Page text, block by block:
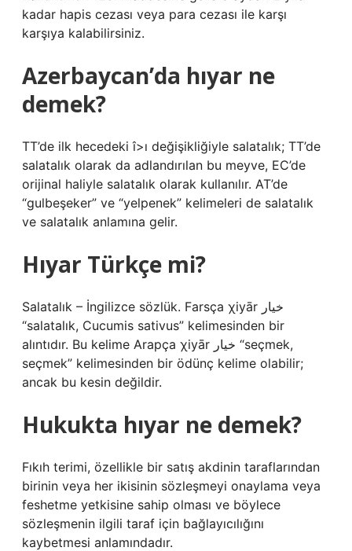
kadar hapis cezası veya para cezası ile karşı
karşıya kalabilirsiniz.
Azerbaycan’da hıyar ne
demek?
TT’de ilk hecedeki î>ı değişikliğiyle salatalık; TT’de
salatalık olarak da adlandırılan bu meyve, EC’de
orijinal haliyle salatalık olarak kullanılır. AT’de
“gulbeşeker” ve “yelpenek” kelimeleri de salatalık
ve salatalık anlamına gelir.
Hıyar Türkçe mi?
Salatalık – İngilizce sözlük. Farsça χiyār خیار
“salatalık, Cucumis sativus” kelimesinden bir
alıntıdır. Bu kelime Arapça χiyār خيار “seçmek,
seçmek” kelimesinden bir ödünç kelime olabilir;
ancak bu kesin değildir.
Hukukta hıyar ne demek?
Fıkıh terimi, özellikle bir satış akdinin taraflarından
birinin veya her ikisinin sözleşmeyi onaylama veya
feshetme yetkisine sahip olması ve böylece
sözleşmenin ilgili taraf için bağlayıcılığını
kaybetmesi anlamındadır.